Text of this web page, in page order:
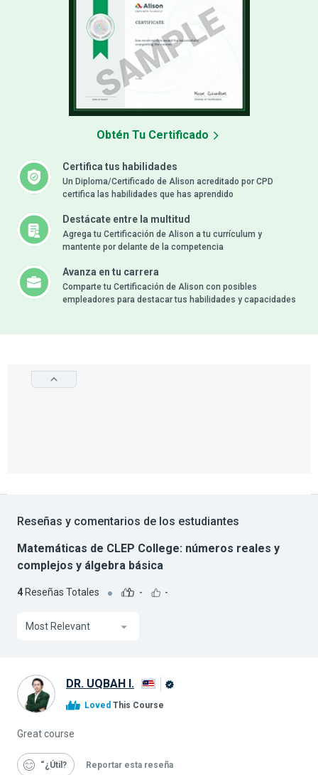
Certifica tus habilidades
Un Diploma/Certificado de Alison acreditado por CPD
certifica las habilidades que has aprendido
Destácate entre la multitud
Agrega tu Certificación de Alison a tu currículum y
mantente por delante de la competencia
Avanza en tu carrera
Comparte tu Certificación de Alison con posibles
empleadores para destacar tus habilidades y capacidades
Obtén Tu Certificado
Reseñas y comentarios de los estudiantes
Matemáticas de CLEP College: números reales y
complejos y álgebra básica
4 Reseñas Totales - -
Most Relevant
DR. UQBAH I.
Loved This Course
Great course
“¿Útil Reportar esta reseña